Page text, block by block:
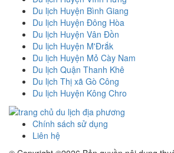
Du lịch Huyện Bình Giang
Du lịch Huyện Đông Hòa
Du lịch Huyện Vân Đồn
Du lịch Huyện M'Đrắk
Du lịch Huyện Mỏ Cày Nam
Du lịch Quận Thanh Khê
Du lịch Thị xã Gò Công
Du lịch Huyện Kông Chro
Chính sách sử dụng
Liên hệ